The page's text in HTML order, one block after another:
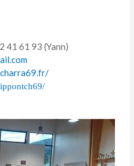
41 61 93 (Yann)